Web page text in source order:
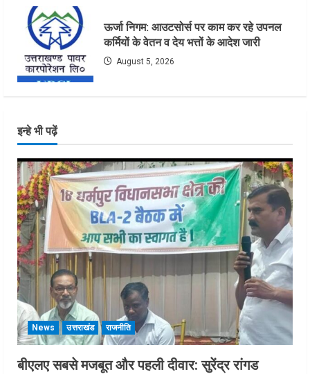
ऊर्जा निगम: आउटसोर्स पर काम कर रहे उपनल
कर्मियों के वेतन व देय भत्तों के आदेश जारी
August 5, 2026
इन्हे भी पढ़ें
News उत्तराखंड राजनीति
बीएलए सबसे मजबूत और पहली दीवार: सुरेंद्र रांगड